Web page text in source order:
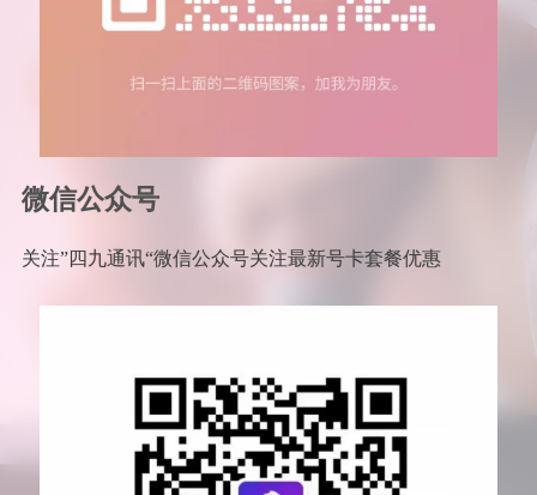
微信公众号
关注”四九通讯“微信公众号关注最新号卡套餐优惠